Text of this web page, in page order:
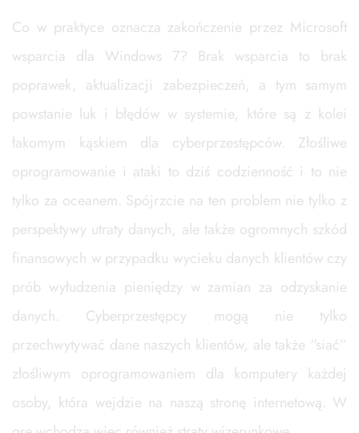
Co w praktyce oznacza zakończenie przez Microsoft
wsparcia dla Windows 7? Brak wsparcia to brak
poprawek, aktualizacji zabezpieczeń, a tym samym
powstanie luk i błędów w systemie, które są z kolei
łakomym kąskiem dla cyberprzestępców. Złośliwe
oprogramowanie i ataki to dziś codzienność i to nie
tylko za oceanem. Spójrzcie na ten problem nie tylko z
perspektywy utraty danych, ale także ogromnych szkód
finansowych w przypadku wycieku danych klientów czy
prób wyłudzenia pieniędzy w zamian za odzyskanie
danych. Cyberprzestępcy mogą nie tylko
przechwytywać dane naszych klientów, ale także “siać”
złośliwym oprogramowaniem dla komputery każdej
osoby, która wejdzie na naszą stronę internetową. W